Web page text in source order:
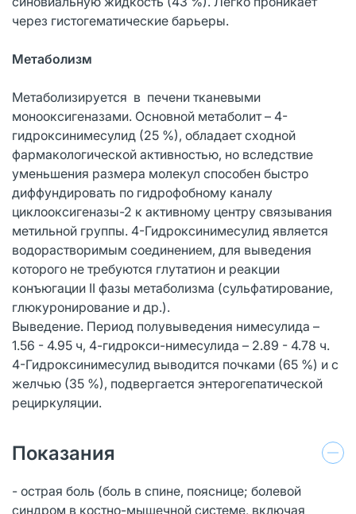
через гистогематические барьеры.
Метаболизм
Метаболизируется в печени тканевыми
монооксигеназами. Основной метаболит – 4-
гидроксинимесулид (25 %), обладает сходной
фармакологической активностью, но вследствие
уменьшения размера молекул способен быстро
диффундировать по гидрофобному каналу
циклооксигеназы-2 к активному центру связывания
метильной группы. 4-Гидроксинимесулид является
водорастворимым соединением, для выведения
которого не требуются глутатион и реакции
конъюгации II фазы метаболизма (сульфатирование,
глюкуронирование и др.).
Выведение. Период полувыведения нимесулида –
1.56 - 4.95 ч, 4-гидрокси-нимесулида – 2.89 - 4.78 ч.
4-Гидроксинимесулид выводится почками (65 %) и с
желчью (35 %), подвергается энтерогепатической
рециркуляции.
Показания
- острая боль (боль в спине, пояснице; болевой
синдром в костно-мышечной системе, включая